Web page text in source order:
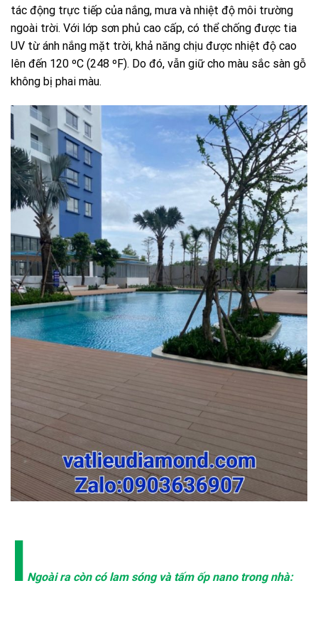
tác động trực tiếp của nắng, mưa và nhiệt độ môi trường
ngoài trời. Với lớp sơn phủ cao cấp, có thể chống được tia
UV từ ánh nắng mặt trời, khả năng chịu được nhiệt độ cao
lên đến 120 ºC (248 ºF). Do đó, vẫn giữ cho màu sắc sàn gỗ
không bị phai màu.
Ι Ngoài ra còn có lam sóng và tấm ốp nano trong nhà: